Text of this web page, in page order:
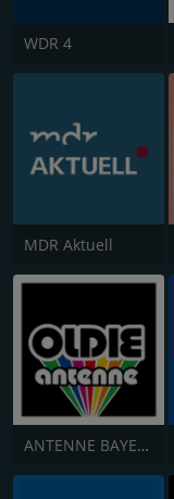
WDR 4
MDR Aktuell
ANTENNE BAYERN Oldies but Goldies